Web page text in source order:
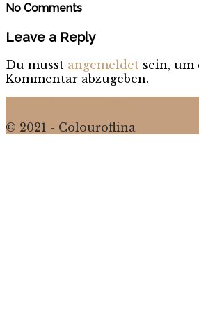
No Comments
Leave a Reply
Du musst angemeldet sein, um
Kommentar abzugeben.
© 2021 - Colouroflina